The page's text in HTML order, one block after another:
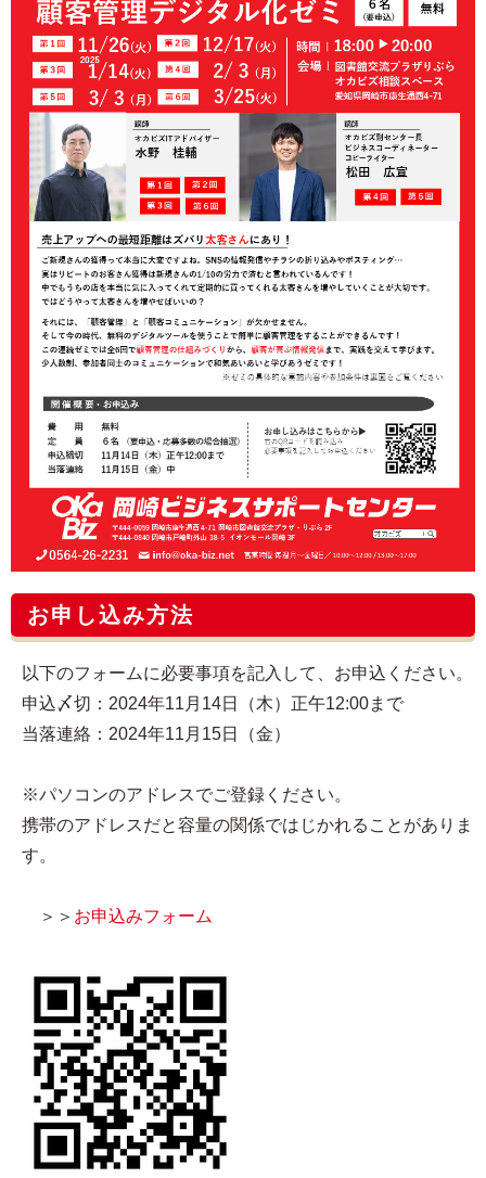
お申し込み方法
以下のフォームに必要事項を記入して、お申込ください。
申込〆切：2024年11月14日（木）正午12:00まで
当落連絡：2024年11月15日（金）
※パソコンのアドレスでご登録ください。
携帯のアドレスだと容量の関係ではじかれることがありま
す。
＞＞ お申込みフォーム